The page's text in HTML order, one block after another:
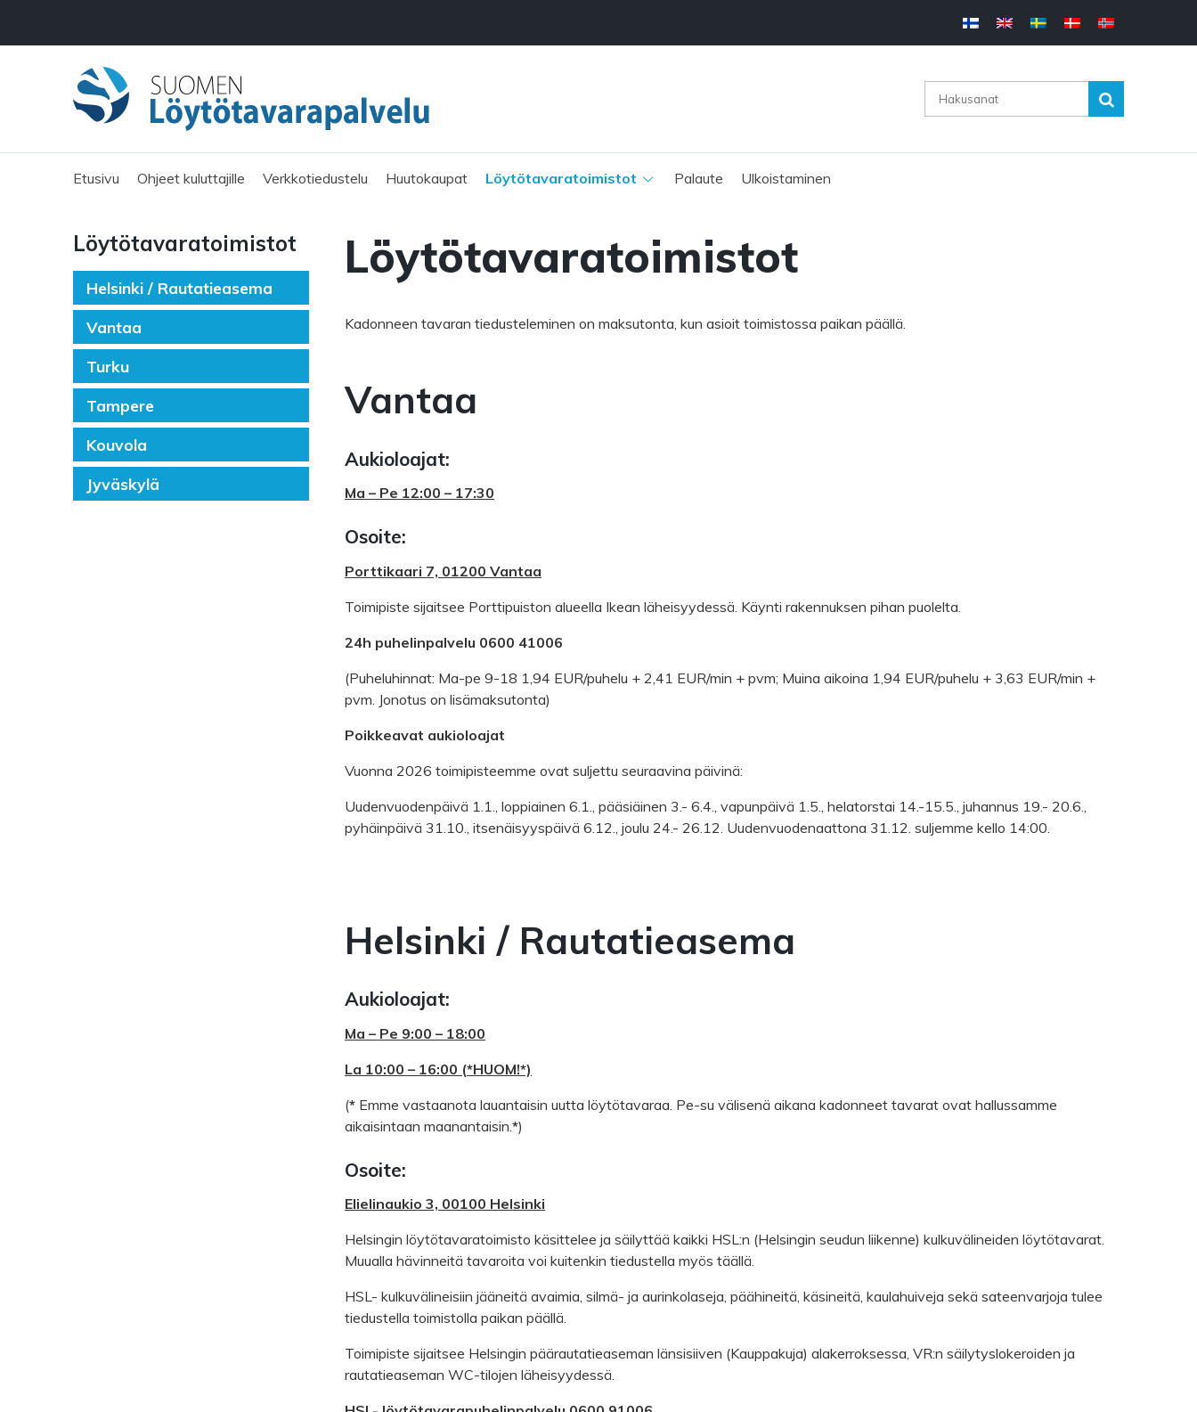
Etusivu Ohjeet kuluttajille Verkkotiedustelu Huutokaupat Löytötavara­toimistot Palaute Ulkoistaminen
Löytötavara­toimistot
Helsinki / Rautatieasema
Vantaa
Turku
Tampere
Kouvola
Jyväskylä
Löytötavaratoimistot
Kadonneen tavaran tiedusteleminen on maksutonta, kun asioit toimistossa paikan päällä.
Vantaa
Aukioloajat:
Ma – Pe 12:00 – 17:30
Osoite:
Porttikaari 7, 01200 Vantaa
Toimipiste sijaitsee Porttipuiston alueella Ikean läheisyydessä. Käynti rakennuksen pihan puolelta.
24h puhelinpalvelu 0600 41006
(Puheluhinnat: Ma-pe 9-18 1,94 EUR/puhelu + 2,41 EUR/min + pvm; Muina aikoina 1,94 EUR/puhelu + 3,63 EUR/min +
pvm. Jonotus on lisämaksutonta)
Poikkeavat aukioloajat
Vuonna 2026 toimipisteemme ovat suljettu seuraavina päivinä:
Uudenvuodenpäivä 1.1., loppiainen 6.1., pääsiäinen 3.- 6.4., vapunpäivä 1.5., helatorstai 14.-15.5., juhannus 19.- 20.6.,
pyhäinpäivä 31.10., itsenäisyyspäivä 6.12., joulu 24.- 26.12. Uudenvuodenaattona 31.12. suljemme kello 14:00.
Helsinki / Rautatieasema
Aukioloajat:
Ma – Pe 9:00 – 18:00
La 10:00 – 16:00 (*HUOM!*)
(* Emme vastaanota lauantaisin uutta löytötavaraa. Pe-su välisenä aikana kadonneet tavarat ovat hallussamme
aikaisintaan maanantaisin. *)
Osoite:
Elielinaukio 3, 00100 Helsinki
Helsingin löytötavaratoimisto käsittelee ja säilyttää kaikki HSL:n (Helsingin seudun liikenne) kulkuvälineiden löytötavarat.
Muualla hävinneitä tavaroita voi kuitenkin tiedustella myös täällä.
HSL- kulkuvälineisiin jääneitä avaimia, silmä- ja aurinkolaseja, päähineitä, käsineitä, kaulahuiveja sekä sateenvarjoja tulee
tiedustella toimistolla paikan päällä.
Toimipiste sijaitsee Helsingin päärautatieaseman länsisiiven (Kauppakuja) alakerroksessa, VR:n säilytyslokeroiden ja
rautatieaseman WC-tilojen läheisyydessä.